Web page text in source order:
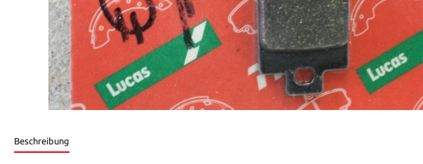
Beschreibung